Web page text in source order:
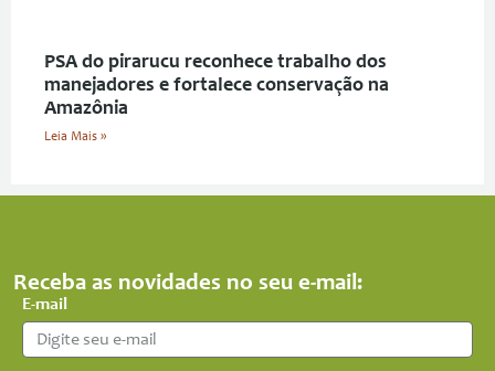
PSA do pirarucu reconhece trabalho dos
manejadores e fortalece conservação na
Amazônia
Leia Mais »
Receba as novidades no seu e-mail:
E-mail